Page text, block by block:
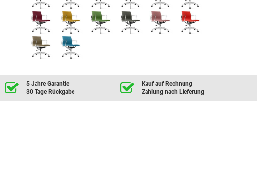
5 Jahre Garantie
30 Tage Rückgabe
Kauf auf Rechnung
Zahlung nach Lieferung